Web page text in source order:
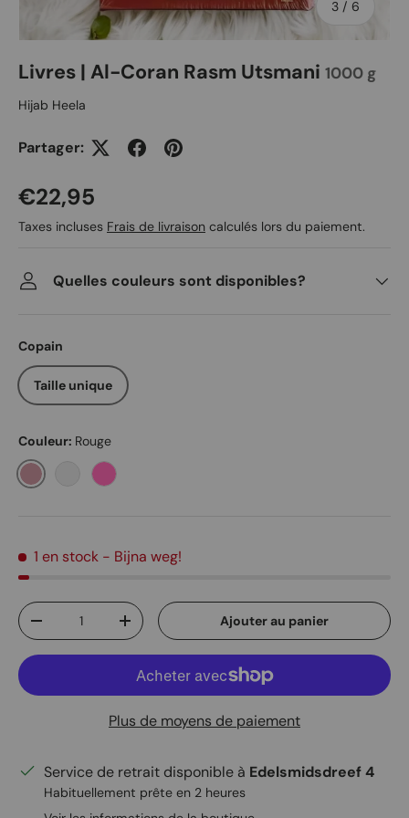
3 / de
6
Livres | Al-Coran Rasm Utsmani 1000 g
Hijab Heela
Partager:
Prix habituel
€22,95
Taxes incluses Frais de livraison calculés lors du paiement.
Quelles couleurs sont disponibles?
Copain
Taille unique
Couleur: Rouge
Rouge
1 en stock - Bijna weg!
Qté
Diminuer la quantitéAugmenter la quantitéAjouter au panier
Plus de moyens de paiement
Service de retrait disponible à Edelsmidsdreef 4
Habituellement prête en 2 heures